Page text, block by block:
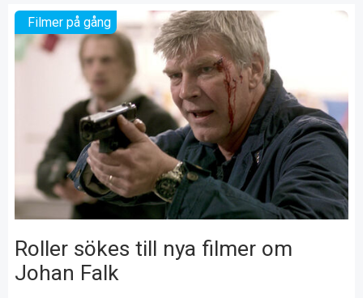
Roller sökes till nya filmer om
Johan Falk
Filmer på gång